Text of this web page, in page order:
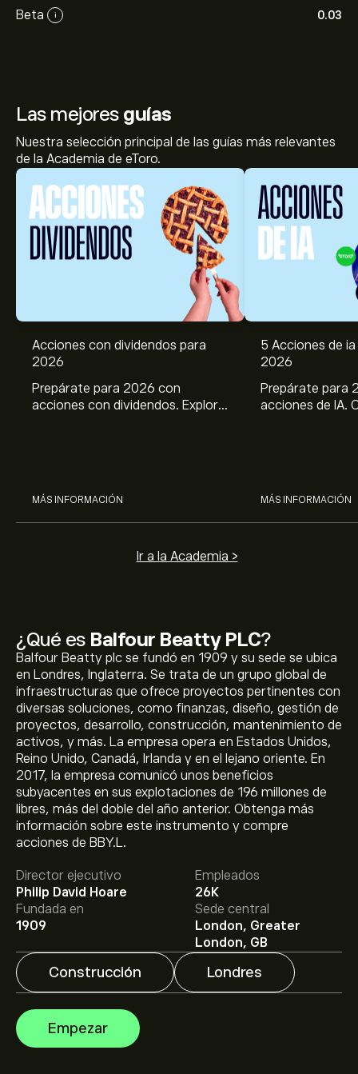
Beta i 0.03
¿Qué es Balfour Beatty PLC?
Balfour Beatty plc se fundó en 1909 y su sede se ubica
en Londres, Inglaterra. Se trata de un grupo global de
infraestructuras que ofrece proyectos pertinentes con
diversas soluciones, como finanzas, diseño, gestión de
proyectos, desarrollo, construcción, mantenimiento de
activos, y más. La empresa opera en Estados Unidos,
Reino Unido, Canadá, Irlanda y en el lejano oriente. En
2017, la empresa comunicó unos beneficios
subyacentes en sus explotaciones de 196 millones de
libres, más del doble del año anterior. Obtenga más
información sobre este instrumento y compre
acciones de BBY.L.
Director ejecutivo
Philip David Hoare
Empleados
26K
Fundada en
1909
Sede central
London, Greater
London, GB
Construcción Londres
Empezar
Las mejores guías
Nuestra selección principal de las guías más relevantes
de la Academia de eToro.
Acciones con dividendos para
2026
Prepárate para 2026 con
acciones con dividendos. Explora
MÁS INFORMACIÓN
5 Acciones de
2026
Prepárate para
acciones de IA.
MÁS INFORMACIÓN
Ir a la Academia >
El precio actual de las acciones de BBY.L es de 867.50‎p‎.
El precio medio objetivo para las acciones de Balfour
Beatty PLC es de 867.50‎p‎.
Regístrateen eToro para
conocer los precios objetivo y las previsiones de los
analistas.
Las previsiones de los analistas para las acciones de
Balfour Beatty PLC se basan en las tendencias del
mercado, los estados financieros y el crecimiento
previsto. Consulta las previsiones más recientes para
conocer la evolución futura de los precios.